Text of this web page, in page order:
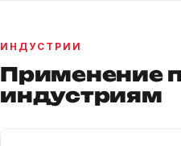
ИНДУСТРИИ
Применение
индустриям